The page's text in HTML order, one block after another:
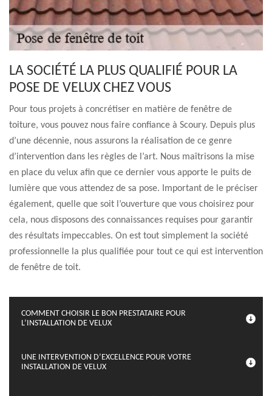
LA SOCIÉTÉ LA PLUS QUALIFIÉ POUR LA
POSE DE VELUX CHEZ VOUS
Pour tous projets à concrétiser en matière de fenêtre de
toiture, vous pouvez nous faire confiance à Scoury. Depuis plus
d’une décennie, nous assurons la réalisation de ce genre
d’intervention dans les règles de l’art. Nous maîtrisons la mise
en place du velux afin que ce dernier vous apporte le puits de
lumière que vous attendez de sa pose. Important de le préciser
également, quelle que soit l’ouverture que vous choisirez pour
cela, nous disposons des connaissances requises pour garantir
des résultats impeccables. On est tout simplement la société
professionnelle la plus qualifiée pour tout ce qui est intervention
de fenêtre de toit.
COMMENT CHOISIR LE BON PRESTATAIRE POUR
L’INSTALLATION DE VELUX
UNE INTERVENTION D’EXCELLENCE POUR VOTRE
INSTALLATION DE VELUX